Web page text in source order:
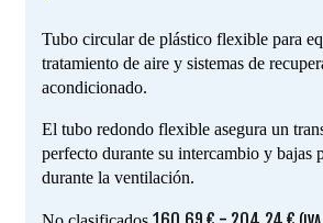
Tubo circular de plástico flexible para
tratamiento de aire y sistemas de
acondicionado.
El tubo redondo flexible asegura un
perfecto durante su intercambio y bajas
durante la ventilación.